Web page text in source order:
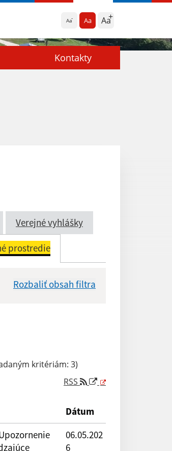
Aa Aa Aa
Kontakty
Verejné vyhlášky
prostredie
Rozbaliť obsah filtra
kritériám: 3)
RSS
Dátum
06.05.202
6